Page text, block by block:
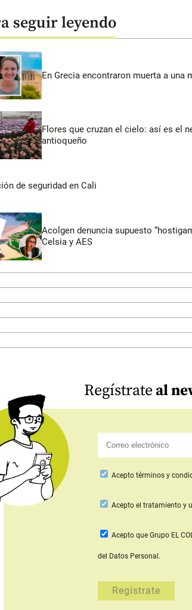
seguir leyendo
En Grecia encontraron muerta a una
Flores que cruzan el cielo: así es el
antioqueño
de seguridad en Cali
Acolgen denuncia supuesto
Celsia y AES
Regístrateal
Acepto términos y
Aceptoel tratamiento y
Acepto que Grupo EL
del Datos Personal.